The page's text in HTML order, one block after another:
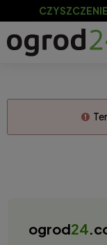
ogrod24